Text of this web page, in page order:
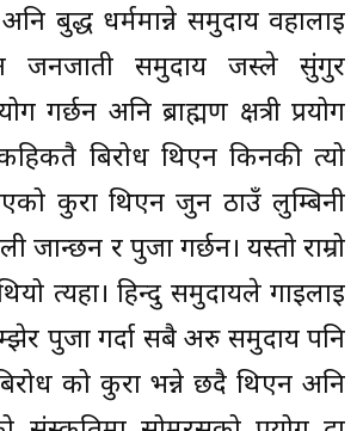
बुद्ध धर्ममान्ने समुदाय वहालाइ
जनजाती समुदाय जस्ले सुंगुर
गर्छन अनि ब्राह्मण क्षत्री प्रयोग
बिरोध थिएन किनकी त्यो
कुरा थिएन जुन ठाउँ लुम्बिनी
जान्छन र पुजा गर्छन। यस्तो राम्रो
त्यहा। हिन्दु समुदायले गाइलाइ
पुजा गर्दा सबै अरु समुदाय पनि
को कुरा भन्ने छदै थिएन अनि